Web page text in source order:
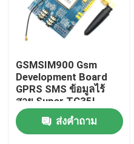
หน้าแรก
GSMSIM900 Gsm
Development Board
GPRS SMS ข้อมูลไร้
สาย Super TC35I
ส่งคำถาม